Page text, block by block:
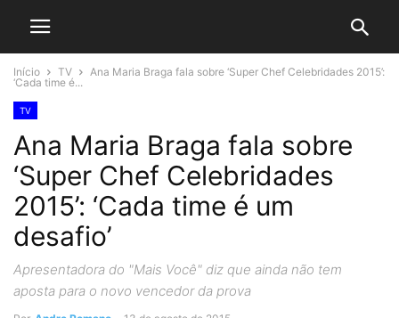
Início TV
Ana Maria Braga fala sobre ‘Super Chef Celebridades 2015’:
‘Cada time é...
TV
Ana Maria Braga fala sobre
‘Super Chef Celebridades
2015’: ‘Cada time é um
desafio’
Apresentadora do "Mais Você" diz que ainda não tem
aposta para o novo vencedor da prova